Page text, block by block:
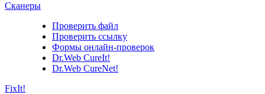
Сканеры
Проверить файл
Проверить ссылку
Формы онлайн-проверок
Dr.Web CureIt!
Dr.Web CureNet!
FixIt!